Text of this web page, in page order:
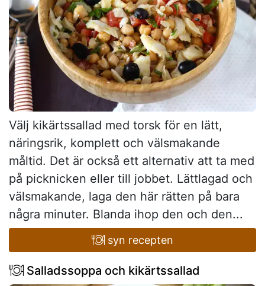
Välj kikärtssallad med torsk för en lätt,
näringsrik, komplett och välsmakande
måltid. Det är också ett alternativ att ta med
på picknicken eller till jobbet. Lättlagad och
välsmakande, laga den här rätten på bara
några minuter. Blanda ihop den och den...
syn recepten
Salladssoppa och kikärtssallad